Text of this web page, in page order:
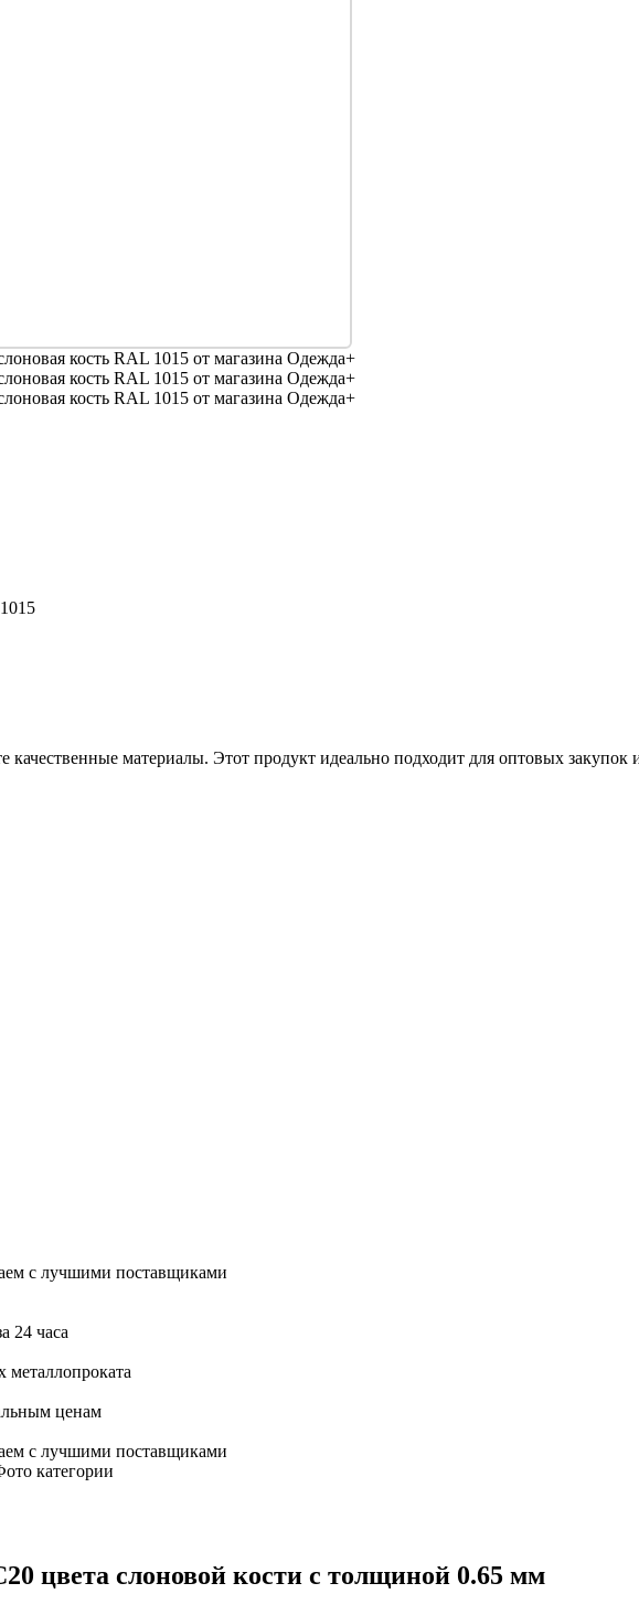
качественные материалы. Этот продукт идеально подходит для оптовых закупок
с лучшими поставщиками
24 часа
металлопроката
ценам
с лучшими поставщиками
цвета слоновой кости с толщиной 0.65 мм